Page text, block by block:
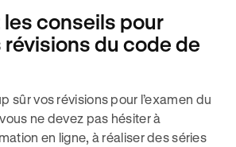
conseils pour
révisions du code de
sûr vos révisions pour l’examen du
ne devez pas hésiter à
en ligne, à réaliser des séries